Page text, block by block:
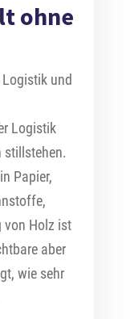
ohne
und
Logistik
stillstehen.
Papier,
von Holz ist
aber
wie sehr